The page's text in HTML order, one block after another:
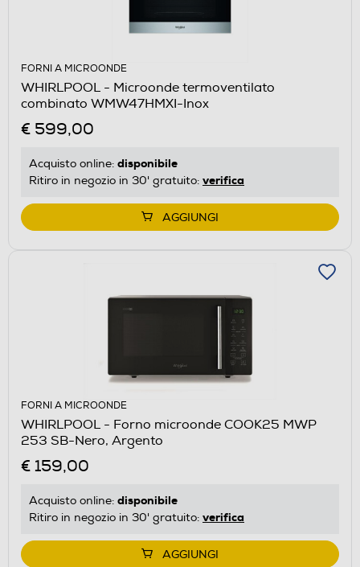
FORNI A MICROONDE
WHIRLPOOL - Microonde termoventilato
combinato WMW47HMXI-Inox
€ 599,00
Acquisto online: disponibile
Ritiro in negozio in 30' gratuito: verifica
AGGIUNGI
FORNI A MICROONDE
WHIRLPOOL - Forno microonde COOK25 MWP
253 SB-Nero, Argento
€ 159,00
Acquisto online: disponibile
Ritiro in negozio in 30' gratuito: verifica
AGGIUNGI